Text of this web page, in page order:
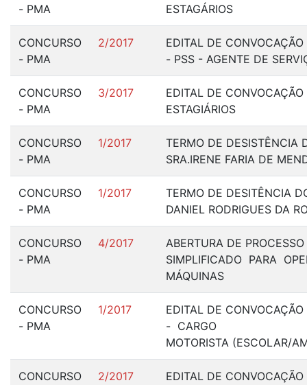
- PMA
ESTAGÁRIOS
CONCURSO
- PMA
2/2017
EDITAL DE
- PSS - AGENTE DE
CONCURSO
- PMA
3/2017
EDITAL DE
ESTAGIÁRIOS
CONCURSO
- PMA
1/2017
TERMO DE DESISTÊNCIA
SRA.IRENE FARIA DE
CONCURSO
- PMA
1/2017
TERMO DE DESITÊNCIA
DANIEL RODRIGUES DA
CONCURSO
- PMA
4/2017
ABERTURA DE
SIMPLIFICADO PARA
MÁQUINAS
CONCURSO
- PMA
1/2017
EDITAL DE
- CARGO
MOTORISTA (ESCOLAR/
CONCURSO
2/2017
EDITAL DE